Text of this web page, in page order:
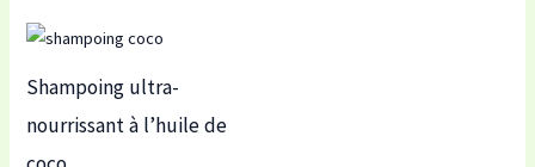
Shampoing ultra-
nourrissant à l’huile de